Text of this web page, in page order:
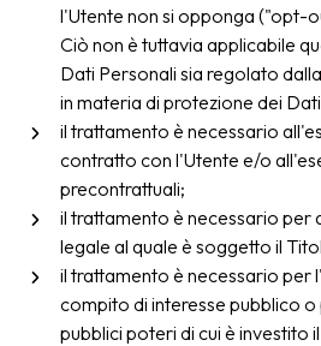
l'Utente non si opponga ("opt-
Ciò non è tuttavia applicabile
Dati Personali sia regolato
in materia di protezione dei
il trattamento è necessario
contratto con l'Utente e/o
precontrattuali;
il trattamento è necessario per
legale al quale è soggetto il
il trattamento è necessario per
compito di interesse pubblico o
pubblici poteri di cui è investito